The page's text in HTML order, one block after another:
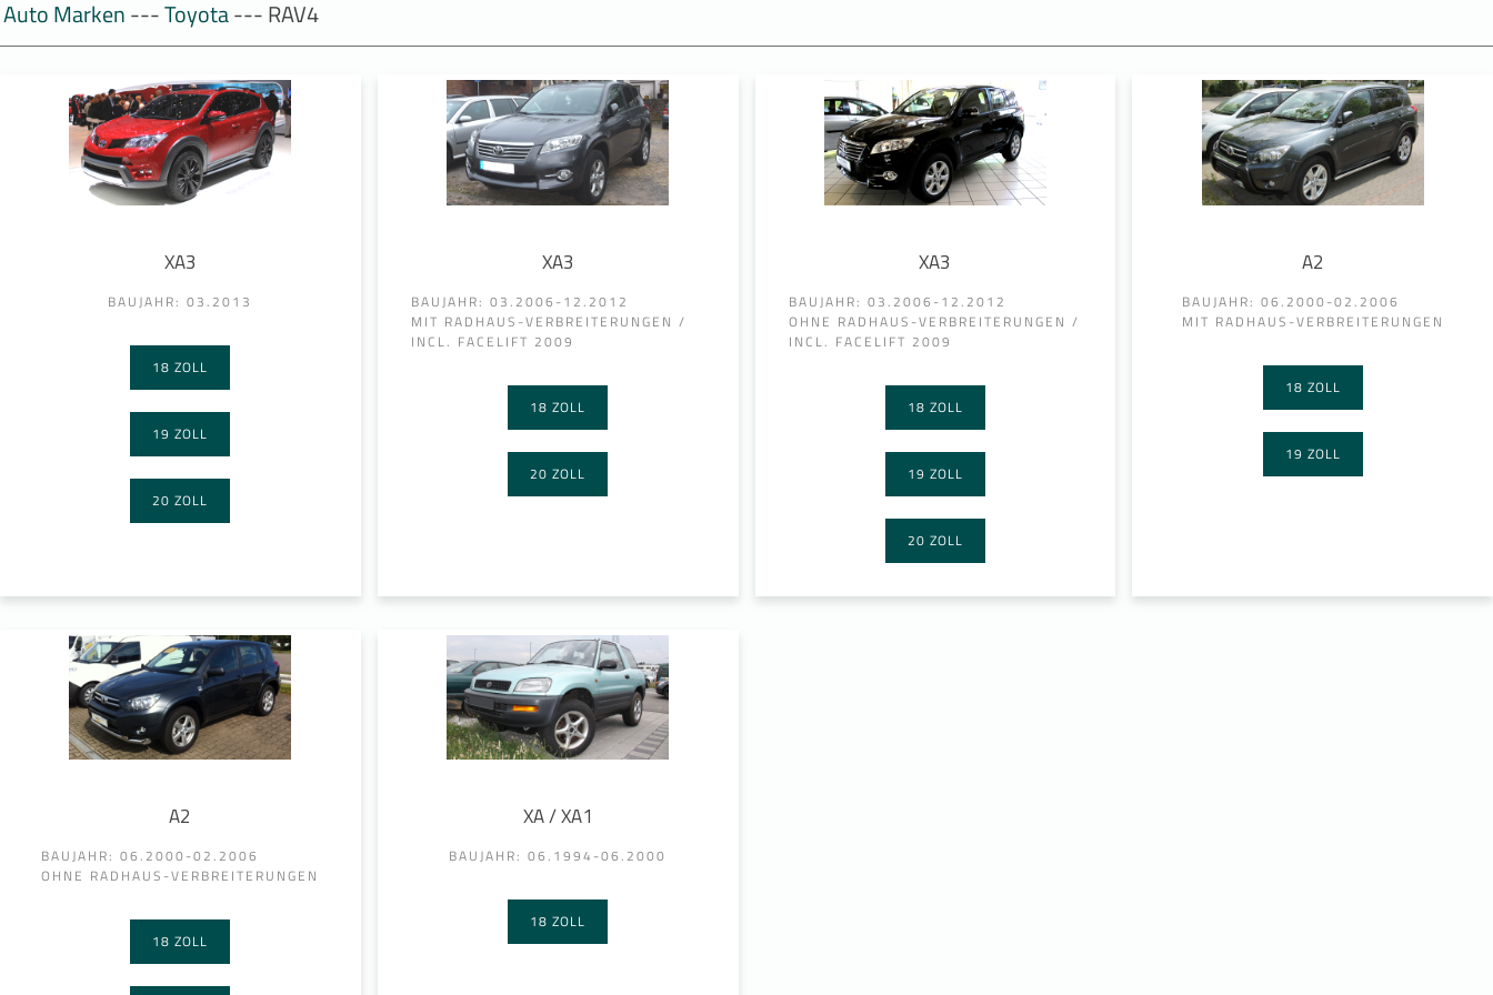
Auto Marken---Toyota--- RAV4
XA3
BAUJAHR: 03.2013
18 ZOLL
19 ZOLL
20 ZOLL
XA3
BAUJAHR: 03.2006-12.2012
MIT RADHAUS-VERBREITERUNGEN /
INCL. FACELIFT 2009
18 ZOLL
20 ZOLL
XA3
BAUJAHR: 03.2006-12.2012
OHNE RADHAUS-VERBREITERUNGEN /
INCL. FACELIFT 2009
18 ZOLL
19 ZOLL
20 ZOLL
A2
BAUJAHR: 06.2000-02.2006
MIT RADHAUS-VERBREITERUNGEN
18 ZOLL
19 ZOLL
A2
BAUJAHR: 06.2000-02.2006
OHNE RADHAUS-VERBREITERUNGEN
18 ZOLL
XA / XA1
BAUJAHR: 06.1994-06.2000
18 ZOLL